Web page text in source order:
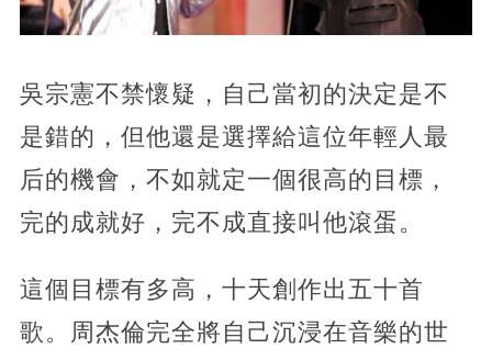
吳宗憲不禁懷疑，自己當初的決定是不
是錯的，但他還是選擇給這位年輕人最
后的機會，不如就定一個很高的目標，
完的成就好，完不成直接叫他滾蛋。
這個目標有多高，十天創作出五十首
歌。周杰倫完全將自己沉浸在音樂的世